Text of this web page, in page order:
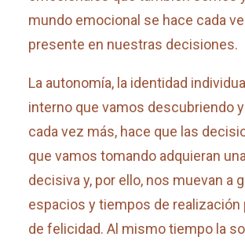
mundo emocional se hace cada
presente en nuestras decisiones.
La autonomía, la identidad
interno que vamos descubriendo
cada vez más, hace que las
que vamos tomando adquieran
decisiva y, por ello, nos muevan a
espacios y tiempos de realización
de felicidad. Al mismo tiempo la